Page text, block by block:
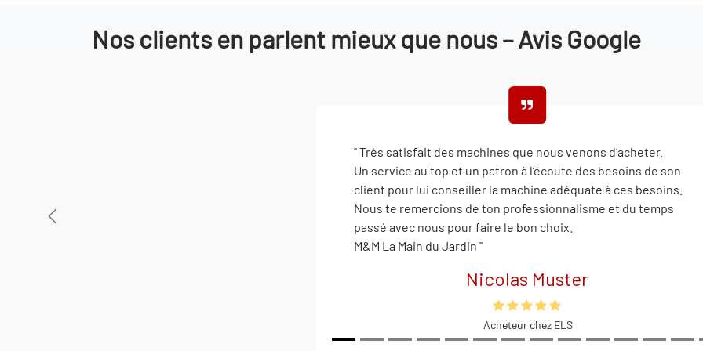
Nos clients en parlent mieux que nous – Avis Google
'' Très satisfait des machines que nous venons d’acheter.
Un service au top et un patron à l’écoute des besoins de son
client pour lui conseiller la machine adéquate à ces besoins.
Nous te remercions de ton professionnalisme et du temps
passé avec nous pour faire le bon choix.
M&M La Main du Jardin ''
Nicolas Muster
Acheteur chez ELS
Précédent